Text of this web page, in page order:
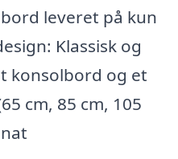
leveret på kun
Klassisk og
konsolbord og et
cm, 85 cm, 105